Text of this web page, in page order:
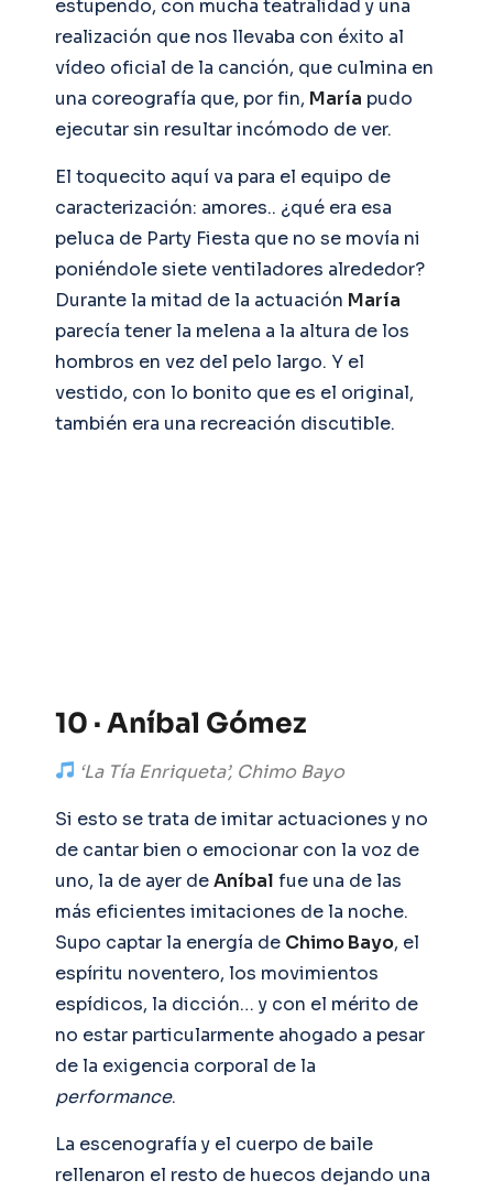
estupendo, con mucha teatralidad y una
realización que nos llevaba con éxito al
vídeo oficial de la canción, que culmina en
una coreografía que, por fin, María pudo
ejecutar sin resultar incómodo de ver.
El toquecito aquí va para el equipo de
caracterización: amores.. ¿qué era esa
peluca de Party Fiesta que no se movía ni
poniéndole siete ventiladores alrededor?
Durante la mitad de la actuación María
parecía tener la melena a la altura de los
hombros en vez del pelo largo. Y el
vestido, con lo bonito que es el original,
también era una recreación discutible.
10 · Aníbal Gómez
‘La Tía Enriqueta’, Chimo Bayo
Si esto se trata de imitar actuaciones y no
de cantar bien o emocionar con la voz de
uno, la de ayer deAníbal fue una de las
más eficientes imitaciones de la noche.
Supo captar la energía de Chimo Bayo, el
espíritu noventero, los movimientos
espídicos, la dicción… y con el mérito de
no estar particularmente ahogado a pesar
de la exigencia corporal de la
performance.
La escenografía y el cuerpo de baile
rellenaron el resto de huecos dejando una